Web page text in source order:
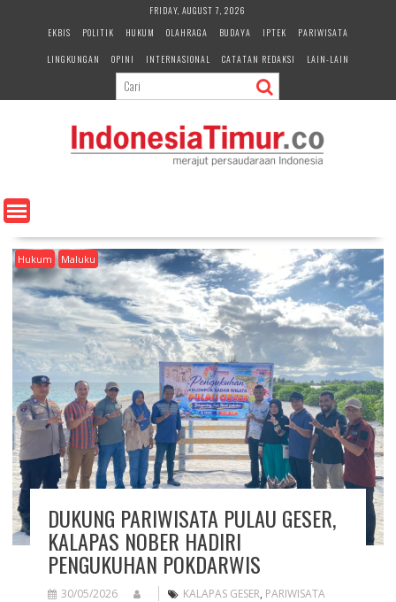
e
n
FRIDAY, AUGUST 7, 2026
EKBIS
POLITIK HUKUM OLAHRAGA BUDAYA IPTEK
PARIWISATA
LINGKUNGAN
OPINI INTERNASIONAL CATATAN REDAKSI LAIN-LAIN
Hukum Maluku
DUKUNG PARIWISATA PULAU GESER,
KALAPAS NOBER HADIRI
PENGUKUHAN POKDARWIS
30/05/2026 KALAPAS GESER, PARIWISATA